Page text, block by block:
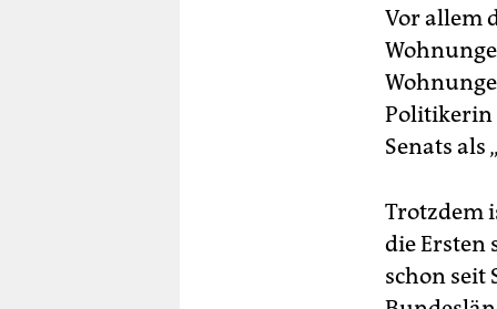
Vor allem
Politikerin
Senats als
Trotzdem
die Ersten
schon seit